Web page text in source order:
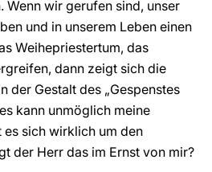
Wenn wir gerufen sind, unser
und in unserem Leben einen
Weihepriestertum, das
dann zeigt sich die
der Gestalt des „Gespenstes
kann unmöglich meine
es sich wirklich um den
der Herr das im Ernst von mir?